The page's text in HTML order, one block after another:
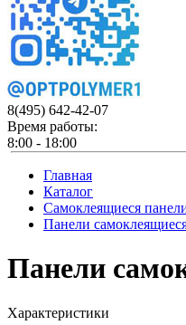
8(495) 642-42-07
Время работы:
8:00 - 18:00
Главная
Каталог
Самоклеящиеся
Панели
Панели
Характеристики